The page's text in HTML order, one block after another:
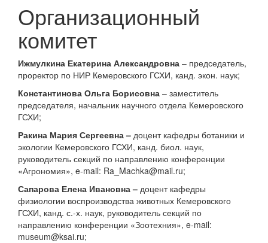
Организационный
комитет
Ижмулкина Екатерина Александровна – председатель,
проректор по НИР Кемеровского ГСХИ, канд. экон. наук;
Константинова Ольга Борисовна – заместитель
председателя, начальник научного отдела Кемеровского
ГСХИ;
Ракина Мария Сергеевна – доцент кафедры ботаники и
экологии Кемеровского ГСХИ, канд. биол. наук,
руководитель секций по направлению конференции
«Агрономия», e-mail: Ra_Machka@mail.ru;
Сапарова Елена Ивановна – доцент кафедры
физиологии воспроизводства животных Кемеровского
ГСХИ, канд. с.-х. наук, руководитель секций по
направлению конференции «Зоотехния», e-mail:
museum@ksai.ru;